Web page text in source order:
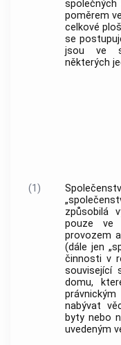
poměrem
celkové
se
jsou ve
některých
(1)
způsobilá
pouze ve
provozem
(dále jen
činnosti v
související
domu,
nabývat
bytynebo
uvedeným